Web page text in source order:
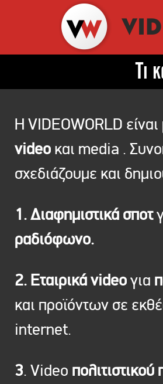
Τι
Η VIDEOWORLD είναι
video και media .
σχεδιάζουμε και
1. Διαφημιστικά σποτ
ραδιόφωνο.
2. Εταιρικά videoγια
και προϊόντων σε
internet.
3. Video